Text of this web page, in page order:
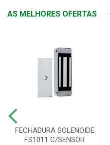
AS MELHORES OFERTAS
FECHADURA SOLENOIDE
FS1011 C/SENSOR